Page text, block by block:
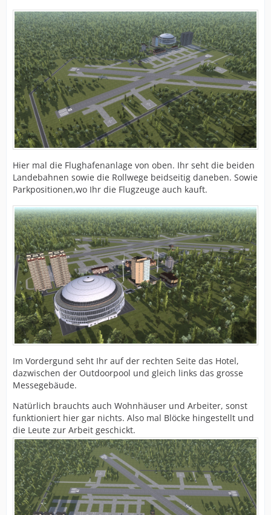
Hier mal die Flughafenanlage von oben. Ihr seht die beiden
Landebahnen sowie die Rollwege beidseitig daneben. Sowie
Parkpositionen,wo Ihr die Flugzeuge auch kauft.
Im Vordergund seht Ihr auf der rechten Seite das Hotel,
dazwischen der Outdoorpool und gleich links das grosse
Messegebäude.
Natürlich brauchts auch Wohnhäuser und Arbeiter, sonst
funktioniert hier gar nichts. Also mal Blöcke hingestellt und
die Leute zur Arbeit geschickt.